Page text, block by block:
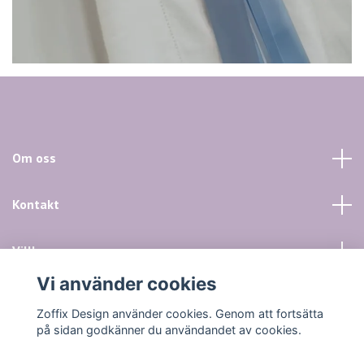
Om oss
Kontakt
Villkor mm
Vi använder cookies
Zoffix Design använder cookies. Genom att fortsätta
på sidan godkänner du användandet av cookies.